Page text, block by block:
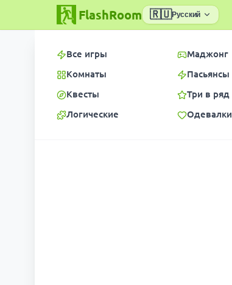
FlashRoom 🇷🇺Русский
Все игры
Комнаты
Квесты
Логические
Маджонг
Пасьянсы
Три в ряд
Одевалки